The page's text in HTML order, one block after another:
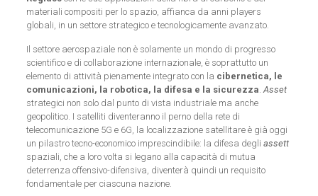
materiali compositi per lo spazio, affianca da anni players
globali, in un settore strategico e tecnologicamente avanzato.
Il settore aerospaziale non è solamente un mondo di progresso
scientifico e di collaborazione internazionale, è soprattutto un
elemento di attività pienamente integrato con la cibernetica, le
comunicazioni, la robotica, la difesa e la sicurezza.Asset
strategici non solo dal punto di vista industriale ma anche
geopolitico. I satelliti diventeranno il perno della rete di
telecomunicazione 5G e 6G, la localizzazione satellitare è già oggi
un pilastro tecno-economico imprescindibile: la difesa degli assett
spaziali, che a loro volta si legano alla capacità di mutua
deterrenza offensivo-difensiva, diventerà quindi un requisito
fondamentale per ciascuna nazione.